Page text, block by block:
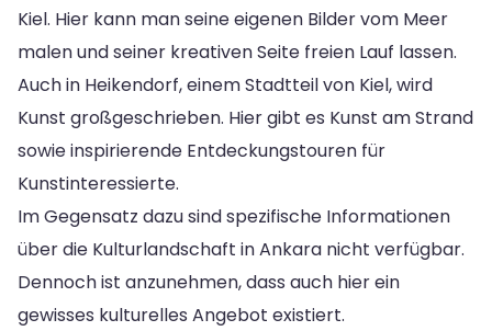
Kiel. Hier kann man seine eigenen Bilder vom Meer
malen und seiner kreativen Seite freien Lauf lassen.
Auch in Heikendorf, einem Stadtteil von Kiel, wird
Kunst großgeschrieben. Hier gibt es Kunst am Strand
sowie inspirierende Entdeckungstouren für
Kunstinteressierte.
Im Gegensatz dazu sind spezifische Informationen
über die Kulturlandschaft in Ankara nicht verfügbar.
Dennoch ist anzunehmen, dass auch hier ein
gewisses kulturelles Angebot existiert.